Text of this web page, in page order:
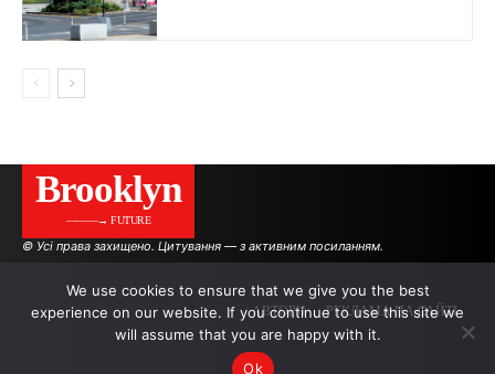
Brooklyn
———→ FUTURE
© Усі права захищено. Цитування — з активним посиланням.
АВТОРИ РЕКЛАМА НА САЙТІ
We use cookies to ensure that we give you the best
experience on our website. If you continue to use this site we
will assume that you are happy with it.
Ok